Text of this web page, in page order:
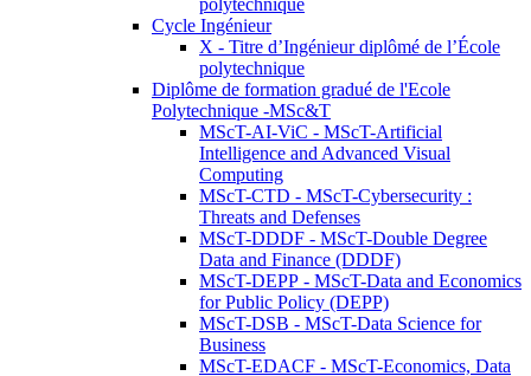
polytechnique
Cycle Ingénieur
X - Titre d’Ingénieur diplômé de l’École
polytechnique
Diplôme de formation gradué de l'Ecole
Polytechnique -MSc&T
MScT-AI-ViC - MScT-Artificial
Intelligence and Advanced Visual
Computing
MScT-CTD - MScT-Cybersecurity :
Threats and Defenses
MScT-DDDF - MScT-Double Degree
Data and Finance (DDDF)
MScT-DEPP - MScT-Data and Economics
for Public Policy (DEPP)
MScT-DSB - MScT-Data Science for
Business
MScT-EDACF - MScT-Economics, Data